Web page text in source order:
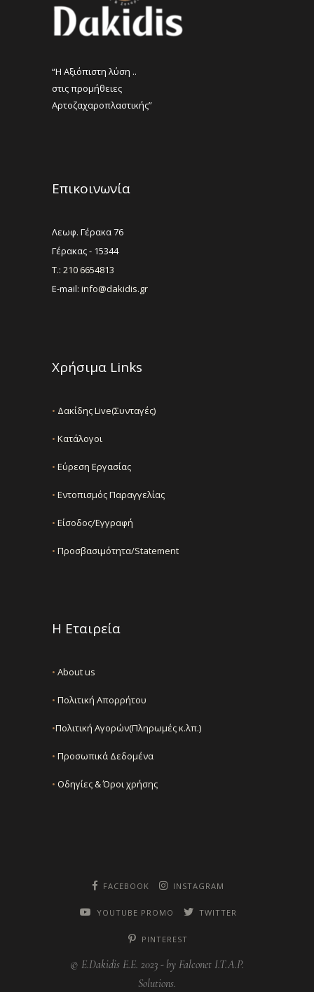
“Η Αξιόπιστη λύση ..
στις προμήθειες
Αρτοζαχαροπλαστικής”
Επικοινωνία
Λεωφ. Γέρακα 76
Γέρακας - 15344
Τ.: 210 6654813
E-mail: info@dakidis.gr
Χρήσιμα Links
• Δακίδης Live(Συνταγές)
• Κατάλογοι
• Εύρεση Εργασίας
• Εντοπισμός Παραγγελίας
• Είσοδος/Εγγραφή
• Προσβασιμότητα/Statement
Η Εταιρεία
• About us
• Πολιτική Απορρήτου
•Πολιτική Αγορών(Πληρωμές κ.λπ.)
• Προσωπικά Δεδομένα
• Οδηγίες & Όροι χρήσης
FACEBOOK INSTAGRAM
YOUTUBE PROMO TWITTER
PINTEREST
© E.Dakidis E.E. 2023 - by Falconet I.T.A.P.
Solutions.